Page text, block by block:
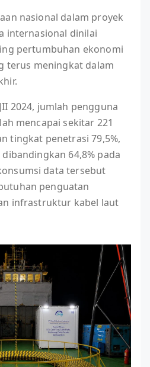
nasional dalam proyek
internasional dinilai
pertumbuhan ekonomi
terus meningkat dalam
2024, jumlah pengguna
mencapai sekitar 221
tingkat penetrasi 79,5%,
64,8% pada
data tersebut
penguatan
infrastruktur kabel laut